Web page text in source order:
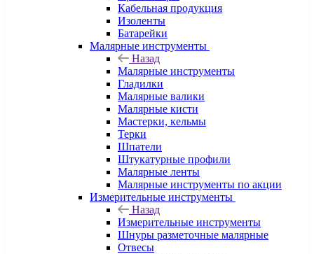
Кабельная продукция
Изоленты
Батарейки
Малярные инструменты
Назад
Малярные инструменты
Гладилки
Малярные валики
Малярные кисти
Мастерки, кельмы
Терки
Шпатели
Штукатурные профили
Малярные ленты
Малярные инструменты по акции
Измерительные инструменты
Назад
Измерительные инструменты
Шнуры разметочные малярные
Отвесы